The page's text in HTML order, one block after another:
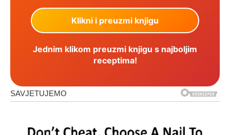
Jednim klikom preuzmi knjigu s najboljim
receptima!